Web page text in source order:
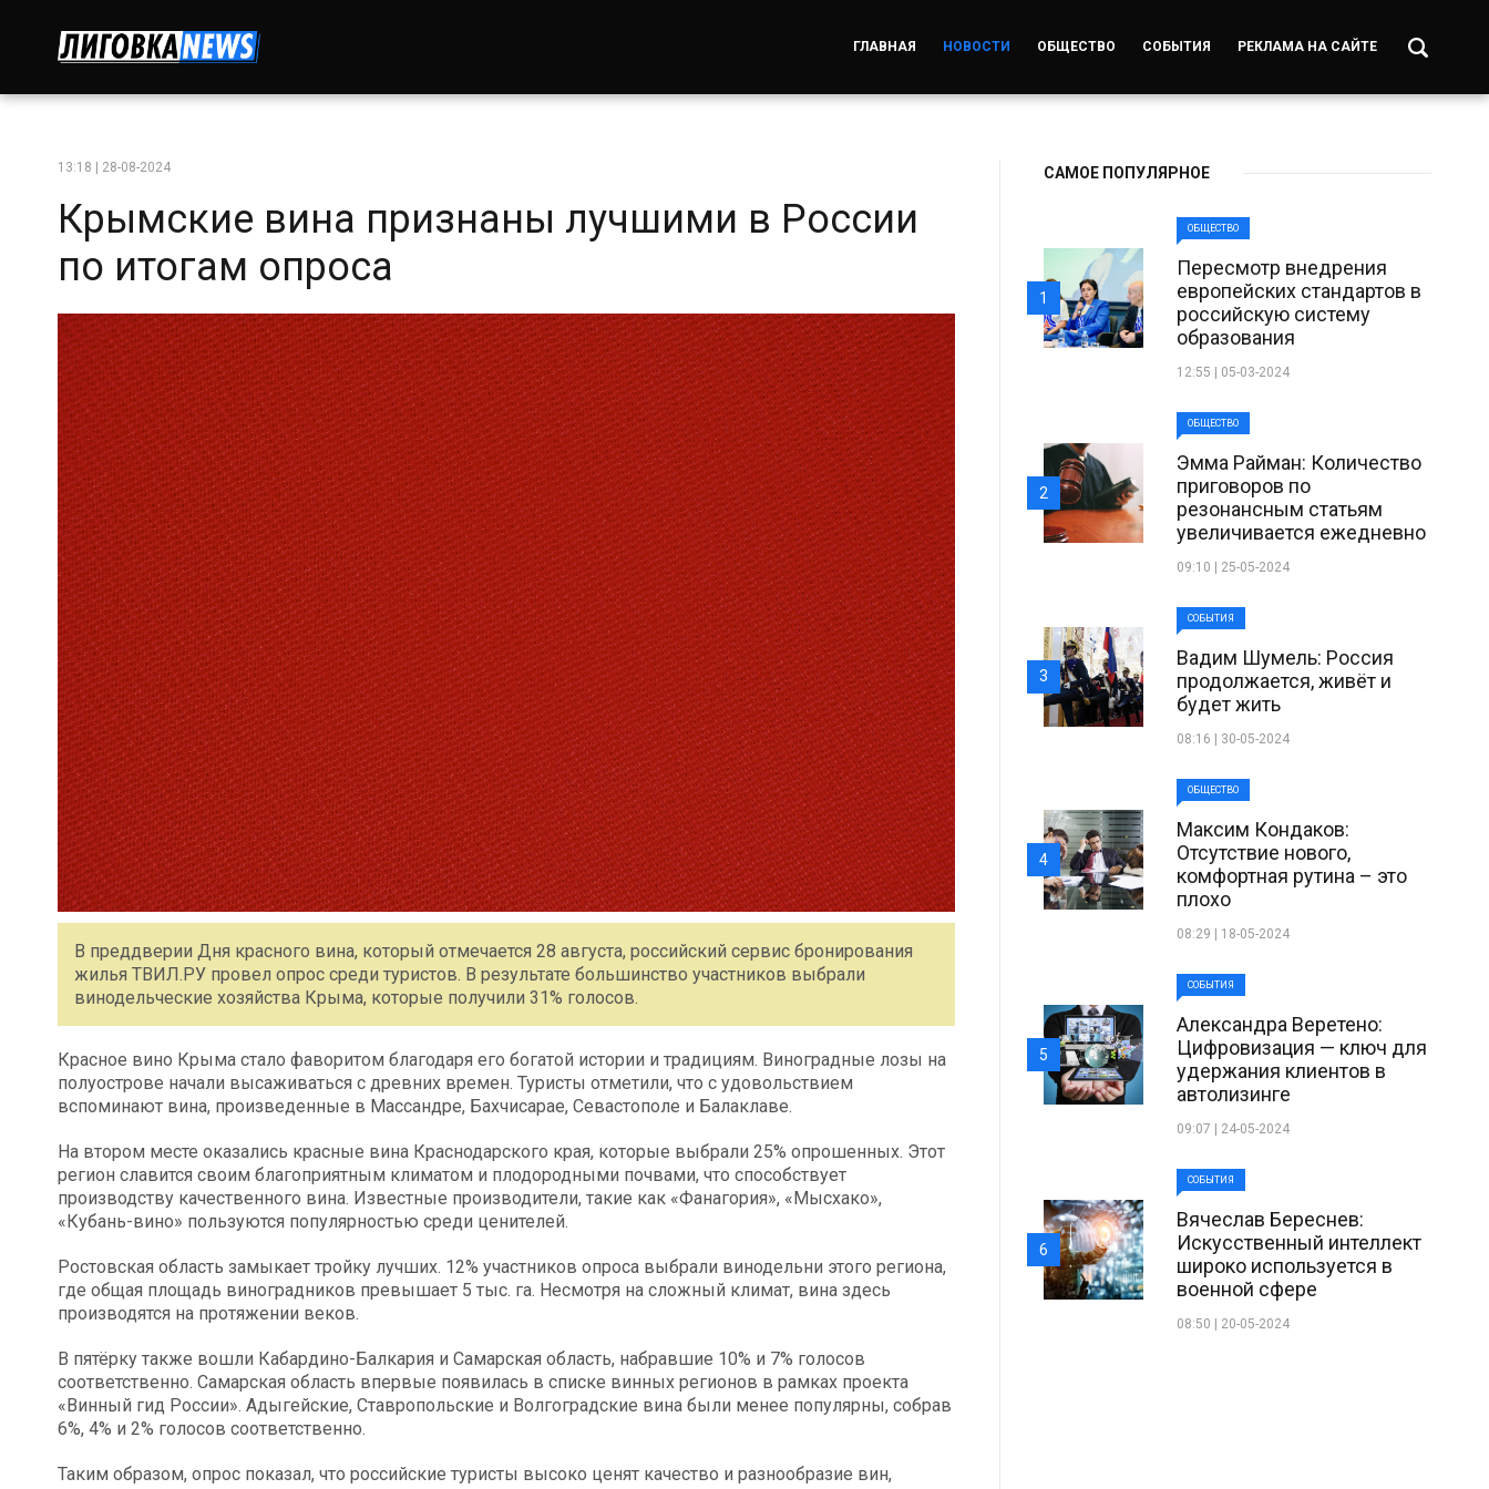
ГЛАВНАЯ НОВОСТИ ОБЩЕСТВО СОБЫТИЯ РЕКЛАМА НА САЙТЕ
13:18 | 28-08-2024
Крымские вина признаны лучшими в России
по итогам опроса
В преддверии Дня красного вина, который отмечается 28 августа, российский сервис бронирования
жилья ТВИЛ.РУ провел опрос среди туристов. В результате большинство участников выбрали
винодельческие хозяйства Крыма, которые получили 31% голосов.
Красное вино Крыма стало фаворитом благодаря его богатой истории и традициям. Виноградные лозы на
полуострове начали высаживаться с древних времен. Туристы отметили, что с удовольствием
вспоминают вина, произведенные в Массандре, Бахчисарае, Севастополе и Балаклаве.
На втором месте оказались красные вина Краснодарского края, которые выбрали 25% опрошенных. Этот
регион славится своим благоприятным климатом и плодородными почвами, что способствует
производству качественного вина. Известные производители, такие как «Фанагория», «Мысхако»,
«Кубань-вино» пользуются популярностью среди ценителей.
Ростовская область замыкает тройку лучших. 12% участников опроса выбрали винодельни этого региона,
где общая площадь виноградников превышает 5 тыс. га. Несмотря на сложный климат, вина здесь
производятся на протяжении веков.
В пятёрку также вошли Кабардино-Балкария и Самарская область, набравшие 10% и 7% голосов
соответственно. Самарская область впервые появилась в списке винных регионов в рамках проекта
«Винный гид России». Адыгейские, Ставропольские и Волгоградские вина были менее популярны, собрав
6%, 4% и 2% голосов соответственно.
Таким образом, опрос показал, что российские туристы высоко ценят качество и разнообразие вин,
САМОЕ ПОПУЛЯРНОЕ
ОБЩЕСТВО
Пересмотр внедрения
европейских стандартов в
российскую систему
образования
12:55 | 05-03-2024
1
ОБЩЕСТВО
Эмма Райман: Количество
приговоров по
резонансным статьям
увеличивается ежедневно
09:10 | 25-05-2024
2
СОБЫТИЯ
Вадим Шумель: Россия
продолжается, живёт и
будет жить
08:16 | 30-05-2024
3
ОБЩЕСТВО
Максим Кондаков:
Отсутствие нового,
комфортная рутина – это
плохо
08:29 | 18-05-2024
4
СОБЫТИЯ
Александра Веретено:
Цифровизация — ключ для
удержания клиентов в
автолизинге
09:07 | 24-05-2024
5
СОБЫТИЯ
Вячеслав Береснев:
Искусственный интеллект
широко используется в
военной сфере
08:50 | 20-05-2024
6